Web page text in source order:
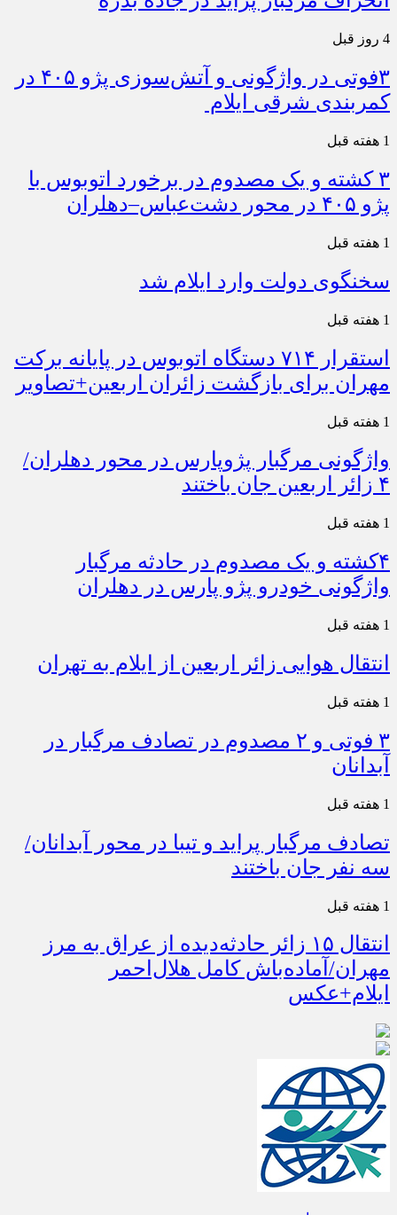
4 روز قبل
۳فوتی در واژگونی و آتش‌سوزی پژو ۴۰۵ در
کمربندی شرقی ایلام
1 هفته قبل
۳ کشته و یک مصدوم در برخورد اتوبوس با
پژو ۴۰۵ در محور دشت‌عباس–دهلران
1 هفته قبل
سخنگوی دولت وارد ایلام شد
1 هفته قبل
استقرار ۷۱۴ دستگاه اتوبوس در پایانه برکت
مهران برای بازگشت زائران اربعین+تصاویر
1 هفته قبل
واژگونی مرگبار پژوپارس در محور دهلران/
۴ زائر اربعین جان باختند
1 هفته قبل
۴کشته و یک مصدوم در حادثه مرگبار
واژگونی خودرو پژو پارس در دهلران
1 هفته قبل
انتقال هوایی زائر اربعین از ایلام به تهران
1 هفته قبل
۳ فوتی و ۲ مصدوم در تصادف مرگبار در
آبدانان
1 هفته قبل
تصادف مرگبار پراید و تیبا در محور آبدانان/
سه نفر جان باختند
1 هفته قبل
انتقال ۱۵ زائر حادثه‌دیده از عراق به مرز
مهران/آماده‌باش کامل هلال‌احمر
ایلام+عکس